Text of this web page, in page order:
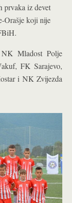
prvaka iz devet
Orašje koji nije
Mladost Polje
FK Sarajevo,
i NK Zvijezda